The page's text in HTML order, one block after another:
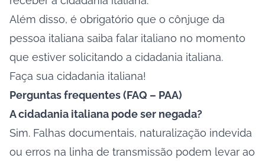
Além disso, é obrigatório que o cônjuge da
pessoa italiana saiba falar italiano no momento
que estiver solicitando a cidadania italiana.
Faça sua cidadania italiana!
Perguntas frequentes (FAQ – PAA)
A cidadania italiana pode ser negada?
Sim. Falhas documentais, naturalização indevida
ou erros na linha de transmissão podem levar ao